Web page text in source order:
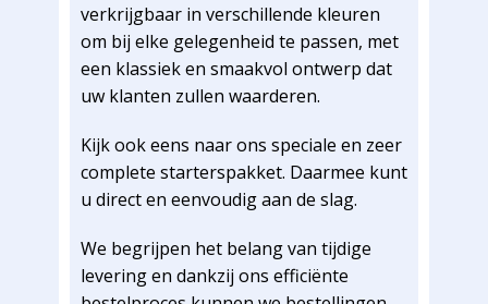
verkrijgbaar in verschillende kleuren
om bij elke gelegenheid te passen, met
een klassiek en smaakvol ontwerp dat
uw klanten zullen waarderen.
Kijk ook eens naar ons speciale en zeer
complete starterspakket. Daarmee kunt
u direct en eenvoudig aan de slag.
We begrijpen het belang van tijdige
levering en dankzij ons efficiënte